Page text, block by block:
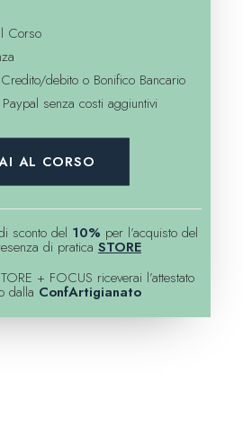
Corso
debito o Bonifico Bancario
senza costi aggiuntivi
AL CORSO
sconto del 10% per l’acquisto del
di pratica STORE
+ FOCUS riceverai l’attestato
dalla ConfArtigianato